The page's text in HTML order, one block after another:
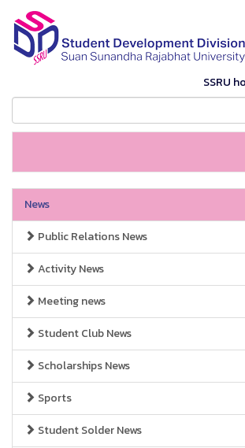
SSRU
News
Public Relations News
Activity News
Meeting news
Student Club News
Scholarships News
Sports
Student Solder News